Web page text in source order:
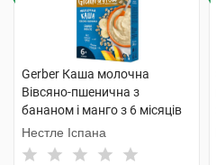
Gerber Каша молочна
Вівсяно-пшенична з
бананом і манго з 6 місяців
240 г 1 коробка
Нестле Іспана